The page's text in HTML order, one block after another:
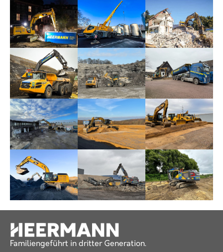
Familiengeführt in dritter Generation.